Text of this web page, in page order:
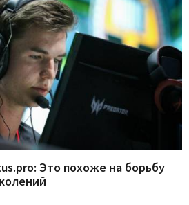
Это похоже на борьбу